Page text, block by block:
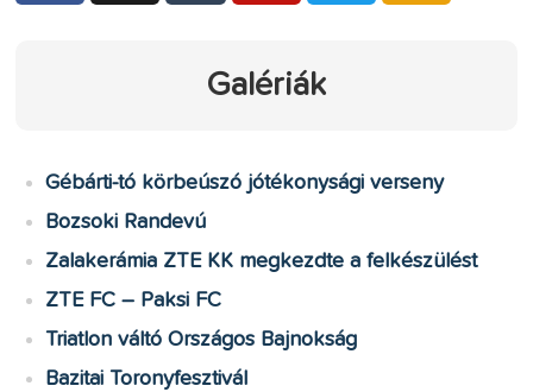
Galériák
Gébárti-tó körbeúszó jótékonysági verseny
Bozsoki Randevú
Zalakerámia ZTE KK megkezdte a felkészülést
ZTE FC – Paksi FC
Triatlon váltó Országos Bajnokság
Bazitai Toronyfesztivál